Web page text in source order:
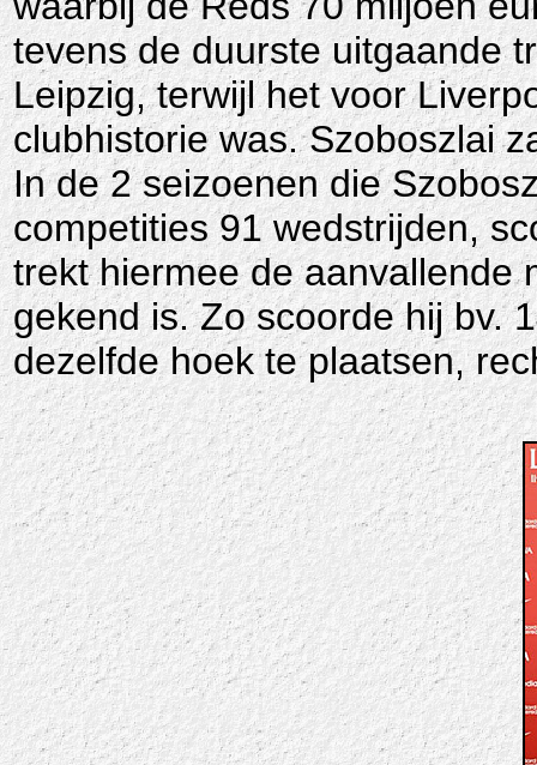
tevens de duurste uitgaande
Leipzig, terwijl het voor
clubhistorie was. Szoboszlai
In de 2 seizoenen die
competities 91 wedstrijden,
trekt hiermee de aanvallende
gekend is. Zo scoorde hij bv.
dezelfde hoek te plaatsen,